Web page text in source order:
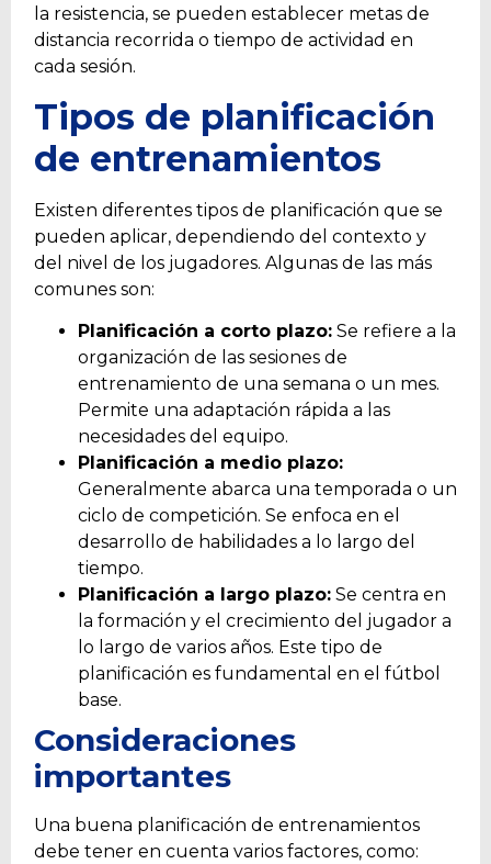
la resistencia, se pueden establecer metas de
distancia recorrida o tiempo de actividad en
cada sesión.
Tipos de planificación
de entrenamientos
Existen diferentes tipos de planificación que se
pueden aplicar, dependiendo del contexto y
del nivel de los jugadores. Algunas de las más
comunes son:
Planificación a corto plazo: Se refiere a la
organización de las sesiones de
entrenamiento de una semana o un mes.
Permite una adaptación rápida a las
necesidades del equipo.
Planificación a medio plazo:
Generalmente abarca una temporada o un
ciclo de competición. Se enfoca en el
desarrollo de habilidades a lo largo del
tiempo.
Planificación a largo plazo: Se centra en
la formación y el crecimiento del jugador a
lo largo de varios años. Este tipo de
planificación es fundamental en el fútbol
base.
Consideraciones
importantes
Una buena planificación de entrenamientos
debe tener en cuenta varios factores, como: